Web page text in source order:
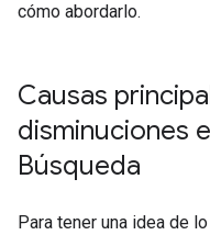
cómo abordarlo.
Causas
disminuciones
Búsqueda
Para tener una idea de